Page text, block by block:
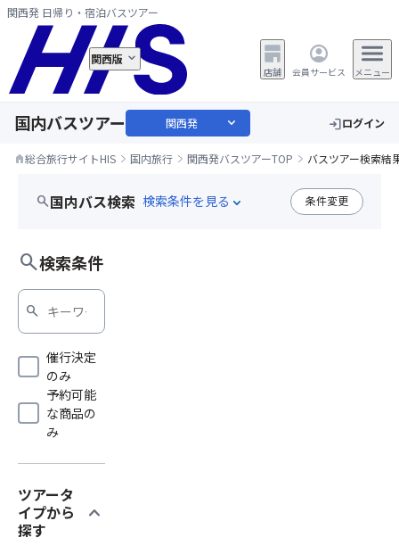
関西発 日帰り・宿泊バスツアー
関西版
店舗 会員サービス メニュー
国内バスツアー 関西発 expand_more loginログイン
home総合旅行サイトHIS 国内旅行 関西発バスツアーTOP バスツアー検索結
search国内バス検索 expand_more 条件変更
search検索条件
search
催行決定
のみ
予約可能
な商品の
み
ツアータ
イプから
探す
expand_more